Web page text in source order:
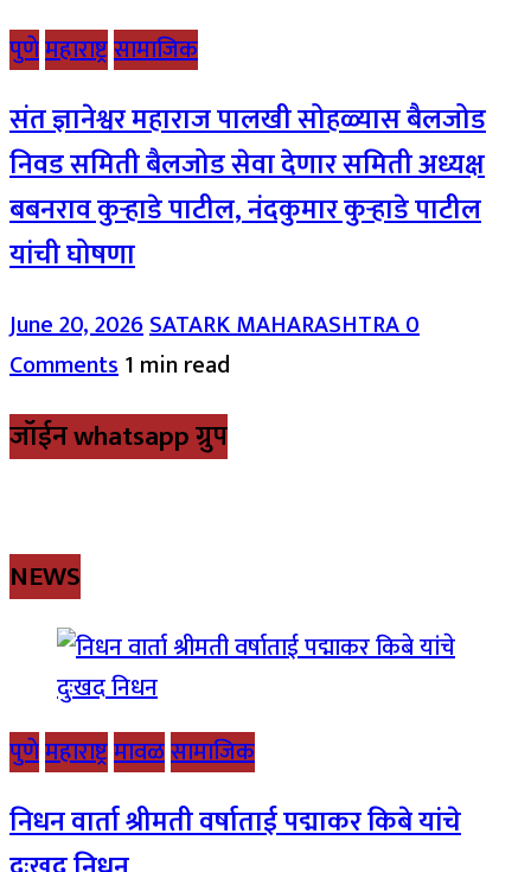
पुणेमहाराष्ट्रसामाजिक
संत ज्ञानेश्वर महाराज पालखी सोहळ्यास बैलजोड
निवड समिती बैलजोड सेवा देणार समिती अध्यक्ष
बबनराव कुऱ्हाडे पाटील, नंदकुमार कुऱ्हाडे पाटील
यांची घोषणा
June 20, 2026SATARK MAHARASHTRA0
Comments1 min read
जॉईन whatsapp ग्रुप
NEWS
पुणेमहाराष्ट्रमावळसामाजिक
निधन वार्ता श्रीमती वर्षाताई पद्माकर किबे यांचे